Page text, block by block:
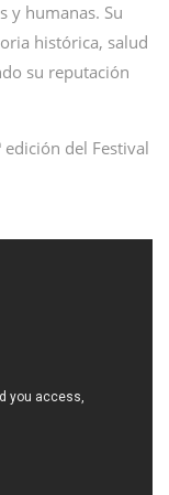
y humanas. Su
histórica, salud
su reputación
edición del Festival